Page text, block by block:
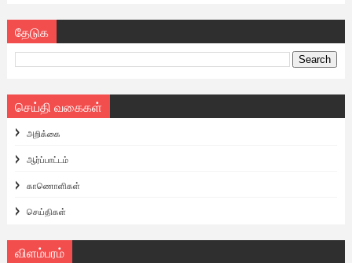
தேடுக
செய்தி வகைகள்
அறிக்கை
ஆர்ப்பாட்டம்
காணொளிகள்
செய்திகள்
விளம்பரம்